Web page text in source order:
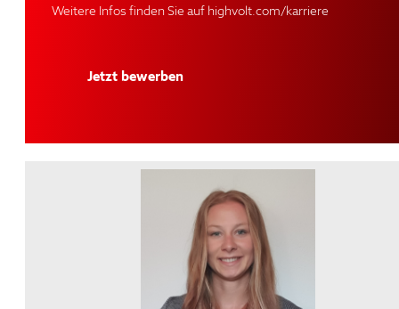
Weitere Infos finden Sie auf highvolt.com/karriere
Jetzt bewerben